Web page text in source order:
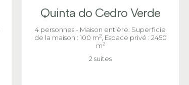
Quinta do Cedro Verde
4 personnes - Maison entière. Superficie
de la maison : 100 m2, Espace privé : 2450
m2
2 suites